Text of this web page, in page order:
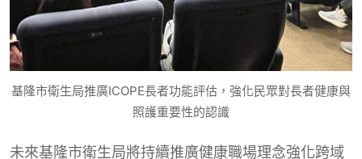
基隆市衛生局推廣ICOPE長者功能評估，強化民眾對長者健康與
照護重要性的認識
未來基隆市衛生局將持續推廣健康職場理念強化跨域